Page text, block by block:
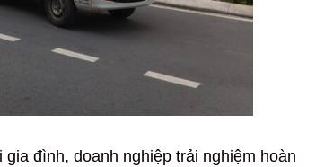
đình, doanh nghiệp trải nghiệm hoàn